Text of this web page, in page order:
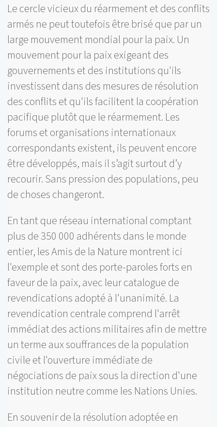
Le cercle vicieux du réarmement et des conflits
armés ne peut toutefois être brisé que par un
large mouvement mondial pour la paix. Un
mouvement pour la paix exigeant des
gouvernements et des institutions qu'ils
investissent dans des mesures de résolution
des conflits et qu'ils facilitent la coopération
pacifique plutôt que le réarmement. Les
forums et organisations internationaux
correspondants existent, ils peuvent encore
être développés, mais il s’agit surtout d’y
recourir. Sans pression des populations, peu
de choses changeront.
En tant que réseau international comptant
plus de 350 000 adhérents dans le monde
entier, les Amis de la Nature montrent ici
l'exemple et sont des porte-paroles forts en
faveur de la paix, avec leur catalogue de
revendications adopté à l'unanimité. La
revendication centrale comprend l'arrêt
immédiat des actions militaires afin de mettre
un terme aux souffrances de la population
civile et l'ouverture immédiate de
négociations de paix sous la direction d'une
institution neutre comme les Nations Unies.
En souvenir de la résolution adoptée en